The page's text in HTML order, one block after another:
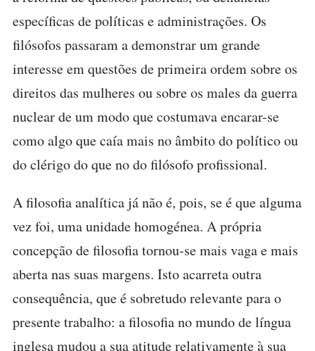
específicas de políticas e administrações. Os
filósofos passaram a demonstrar um grande
interesse em questões de primeira ordem sobre os
direitos das mulheres ou sobre os males da guerra
nuclear de um modo que costumava encarar-se
como algo que caía mais no âmbito do político ou
do clérigo do que no do filósofo profissional.
A filosofia analítica já não é, pois, se é que alguma
vez foi, uma unidade homogénea. A própria
concepção de filosofia tornou-se mais vaga e mais
aberta nas suas margens. Isto acarreta outra
consequência, que é sobretudo relevante para o
presente trabalho: a filosofia no mundo de língua
inglesa mudou a sua atitude relativamente à sua